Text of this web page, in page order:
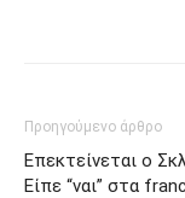
Προηγούμενο άρθρο
Επεκτείνεται ο
Είπε “ναι” στα